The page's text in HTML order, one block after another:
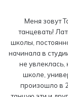
Меня зовут
танцевать!
школы,
начинала в
не увлеклась,
школе,
произошло в